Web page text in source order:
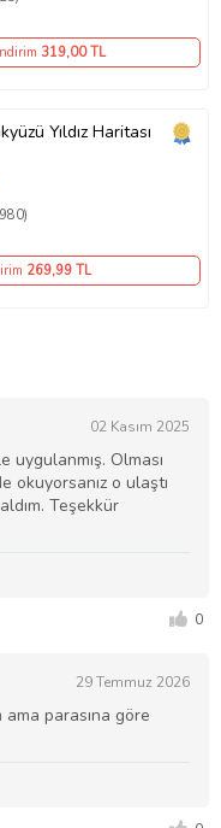
319,00 TL
Yıldız Haritası
269,99 TL
02 Kasım 2025
uygulanmış. Olması
okuyorsanız o ulaştı
Teşekkür
0
29 Temmuz 2026
parasına göre